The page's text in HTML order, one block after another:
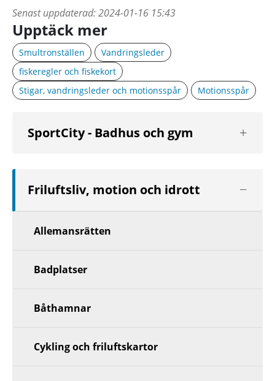
Senast uppdaterad:2024-01-16 15:43
Upptäck mer
Smultronställen
Vandringsleder
fiskeregler och fiskekort
Stigar, vandringsleder och motionsspår
Motionsspår
SportCity - Badhus och gym
nästa
Friluftsliv, motion och idrott
Allemansrätten
Badplatser
Båthamnar
Cykling och friluftskartor